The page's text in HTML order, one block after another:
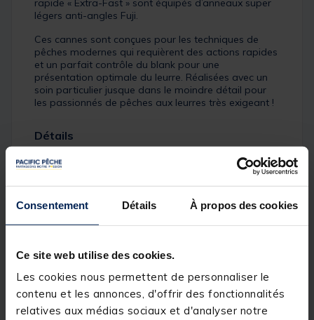
Consentement Détails À propos des cookies
Ce site web utilise des cookies.
Les cookies nous permettent de personnaliser le
contenu et les annonces, d'offrir des fonctionnalités
relatives aux médias sociaux et d'analyser notre
rapide « Extra-Fast » sont équipés d’anneaux super
légers anti-angles Fuji.
Ces cannes sont conçues pour les techniques de
pêches modernes qui requièrent des actions rapides
et un parfait contrôle du blank pour une
présentation optimale du leurre. Réalisées avec un
soin particulier jusque dans le moindre détail pour
les passionnés de pêches aux leurres très exigeant !
Détails
Blanks en carbone
Actions rapides de type « Extra-Fast »
Conception permettant un parfait contrôle du leurre
Anneaux allégés anti-tangle Fuji
Porte moulinet VSS à poignée ergonomique
Accroche leurre
Nano 150: Une technologie qui utilise le nanoalliage